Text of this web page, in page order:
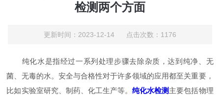
检测两个方面
更新时间：2023-12-14 点击次数：1176
纯化水是指经过一系列处理步骤去除杂质，达到纯净、无
菌、无毒的水。安全与合格性对于许多领域的应用都至关重要，
比如实验室研究、制药、化工生产等。纯化水检测 主要包括物理